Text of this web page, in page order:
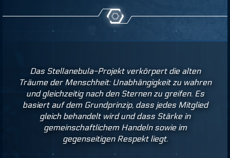
Das Stellanebula-Projekt verkörpert die alten
Träume der Menschheit: Unabhängigkeit zu wahren
und gleichzeitig nach den Sternen zu greifen. Es
basiert auf dem Grundprinzip, dass jedes Mitglied
gleich behandelt wird und dass Stärke in
gemeinschaftlichem Handeln sowie im
gegenseitigen Respekt liegt.